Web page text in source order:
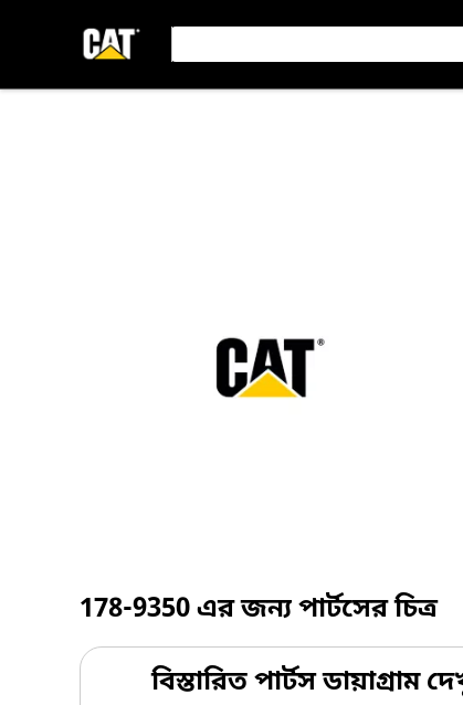
178-9350এর জন্য পার্টসের চিত্র
বিস্তারিত পার্টস ডায়াগ্রাম